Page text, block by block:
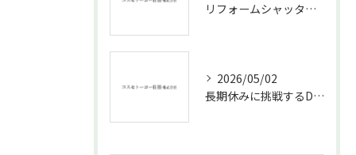
リフォームシャッターで叶える台風対策の効果的方法
2026/05/02
長期休みに挑戦するDIYリフォームの極意